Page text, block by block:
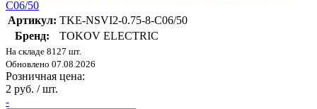
C06/50
Артикул: TKE-NSVI2-0.75-8-C06/50
Бренд:
TOKOV ELECTRIC
На складе 8127 шт.
Обновлено 07.08.2026
Розничная цена:
2 руб. / шт.
-